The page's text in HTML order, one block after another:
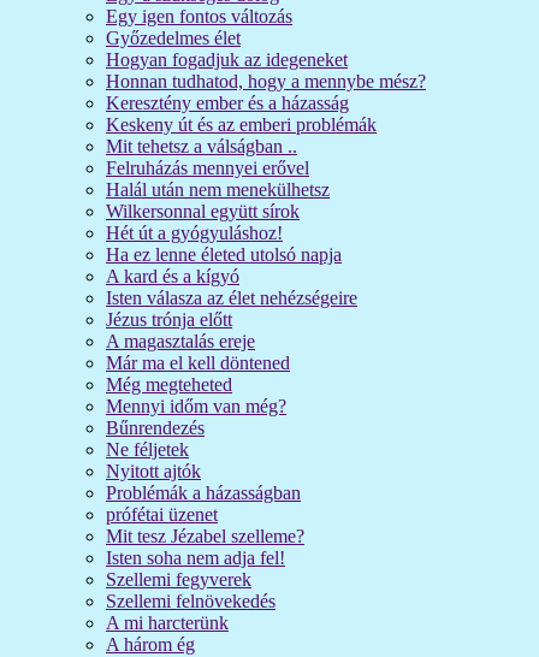
Egy igen fontos változás
Győzedelmes élet
Hogyan fogadjuk az idegeneket
Honnan tudhatod, hogy a mennybe mész?
Keresztény ember és a házasság
Keskeny út és az emberi problémák
Mit tehetsz a válságban ..
Felruházás mennyei erővel
Halál után nem menekülhetsz
Wilkersonnal együtt sírok
Hét út a gyógyuláshoz!
Ha ez lenne életed utolsó napja
A kard és a kígyó
Isten válasza az élet nehézségeire
Jézus trónja előtt
A magasztalás ereje
Már ma el kell döntened
Még megteheted
Mennyi időm van még?
Bűnrendezés
Ne féljetek
Nyitott ajtók
Problémák a házasságban
prófétai üzenet
Mit tesz Jézabel szelleme?
Isten soha nem adja fel!
Szellemi fegyverek
Szellemi felnövekedés
A mi harcterünk
A három ég